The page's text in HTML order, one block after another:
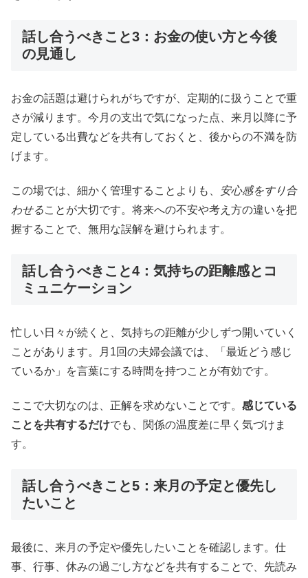
話し合うべきこと3：お金の使い方と今後
の見通し
お金の話題は避けられがちですが、定期的に扱うことで重
さが減ります。今月の支出で気になった点、来月以降に予
定している出費などを共有しておくと、後からの不満を防
げます。
この場では、細かく管理することよりも、
安心感をすり合
わせることが大切です。将来への不安や考え方の違いを把
握することで、無用な誤解を避けられます。
話し合うべきこと4：気持ちの距離感とコ
ミュニケーション
忙しい日々が続くと、気持ちの距離が少しずつ開いていく
ことがあります。月1回の夫婦会議では、「最近どう感じ
ているか」を言葉にする時間を持つことが有効です。
ここで大切なのは、正解を求めないことです。 感じている
ことを共有するだけでも、関係の温度差に早く気づけま
す。
話し合うべきこと5：来月の予定と優先し
たいこと
最後に、来月の予定や優先したいことを確認します。仕
事、行事、休みの過ごし方などを共有することで、先読み